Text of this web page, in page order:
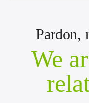
Pardon,
We